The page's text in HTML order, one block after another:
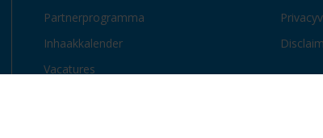
Partnerprogramma
Inhaakkalender
Vacatures